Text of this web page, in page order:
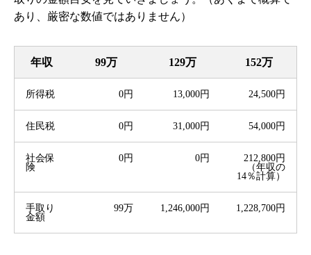
あり、厳密な数値ではありません）
年収 99万 129万 152万
所得税 0円 13,000円 24,500円
住民税 0円 31,000円 54,000円
社会保
険
0円 0円
212,800円
（年収の
14％計算）
手取り
金額
99万 1,246,000円 1,228,700円